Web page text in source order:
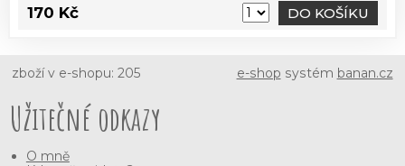
170 Kč DO KOŠÍKU
zboží v e-shopu: 205 e-shop systém banan.cz
Užitečné odkazy
O mně